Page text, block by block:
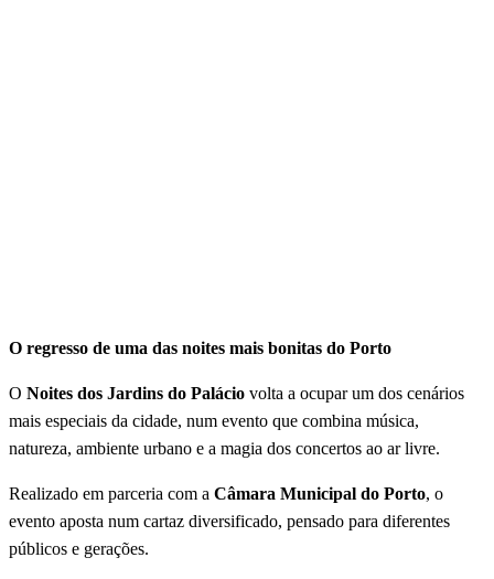
O regresso de uma das noites mais bonitas do Porto
O Noites dos Jardins do Palácio volta a ocupar um dos cenários
mais especiais da cidade, num evento que combina música,
natureza, ambiente urbano e a magia dos concertos ao ar livre.
Realizado em parceria com a Câmara Municipal do Porto, o
evento aposta num cartaz diversificado, pensado para diferentes
públicos e gerações.